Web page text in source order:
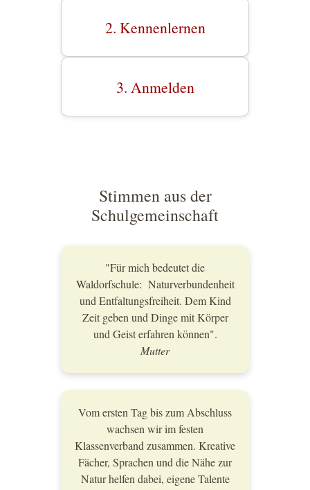
2. Kennenlernen
3. Anmelden
Stimmen aus der
Schulgemeinschaft
"Für mich bedeutet die
Waldorfschule: Naturverbundenheit
und Entfaltungsfreiheit. Dem Kind
Zeit geben und Dinge mit Körper
und Geist erfahren können".
Mutter
Vom ersten Tag bis zum Abschluss
wachsen wir im festen
Klassenverband zusammen. Kreative
Fächer, Sprachen und die Nähe zur
Natur helfen dabei, eigene Talente